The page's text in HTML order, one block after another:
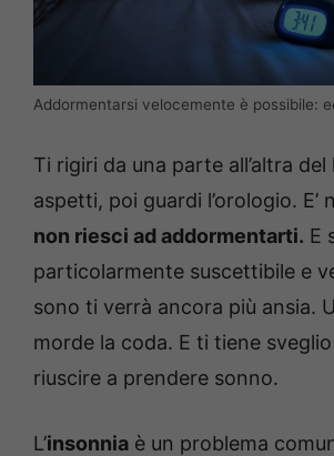
Addormentarsi velocemente è possibile:
Ti rigiri da una parte all’altra
aspetti, poi guardi l’orologio.
non riesci ad addormentarti. E
particolarmente suscettibile e
sono ti verrà ancora più ansia.
morde la coda. E ti tiene
riuscire a prendere sonno.
L’insonnia è un problema